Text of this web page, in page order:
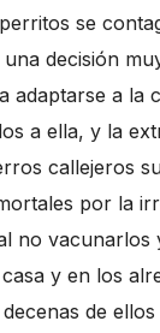
se
decisión
adaptarse a la
a ella, y la
callejeros
por la
no vacunarlos
y en los
de